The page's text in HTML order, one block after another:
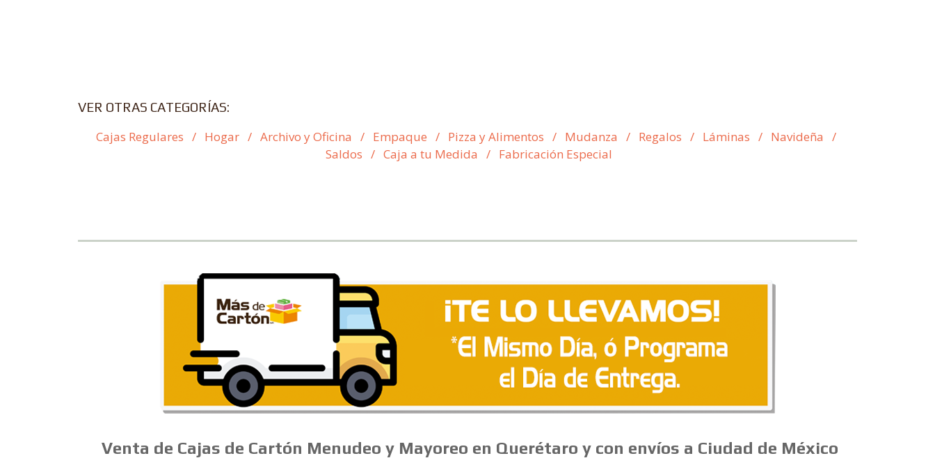
VER OTRAS CATEGORÍAS:
Cajas Regulares / Hogar / Archivo y Oficina / Empaque / Pizza y Alimentos / Mudanza / Regalos / Láminas / Navideña /
Saldos / Caja a tu Medida / Fabricación Especial
Venta de Cajas de Cartón Menudeo y Mayoreo en Querétaro y con envíos a Ciudad de México